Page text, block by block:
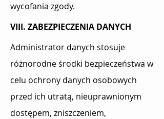
wycofania zgody.
VIII. ZABEZPIECZENIA DANYCH
Administrator danych stosuje
różnorodne środki bezpieczeństwa w
celu ochrony danych osobowych
przed ich utratą, nieuprawnionym
dostępem, zniszczeniem,